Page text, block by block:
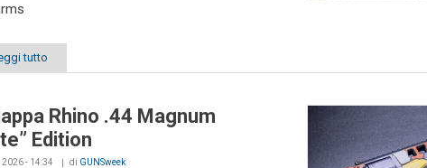
tutto
Rhino .44 Magnum
Edition
2026 - 14:34 di GUNSweek